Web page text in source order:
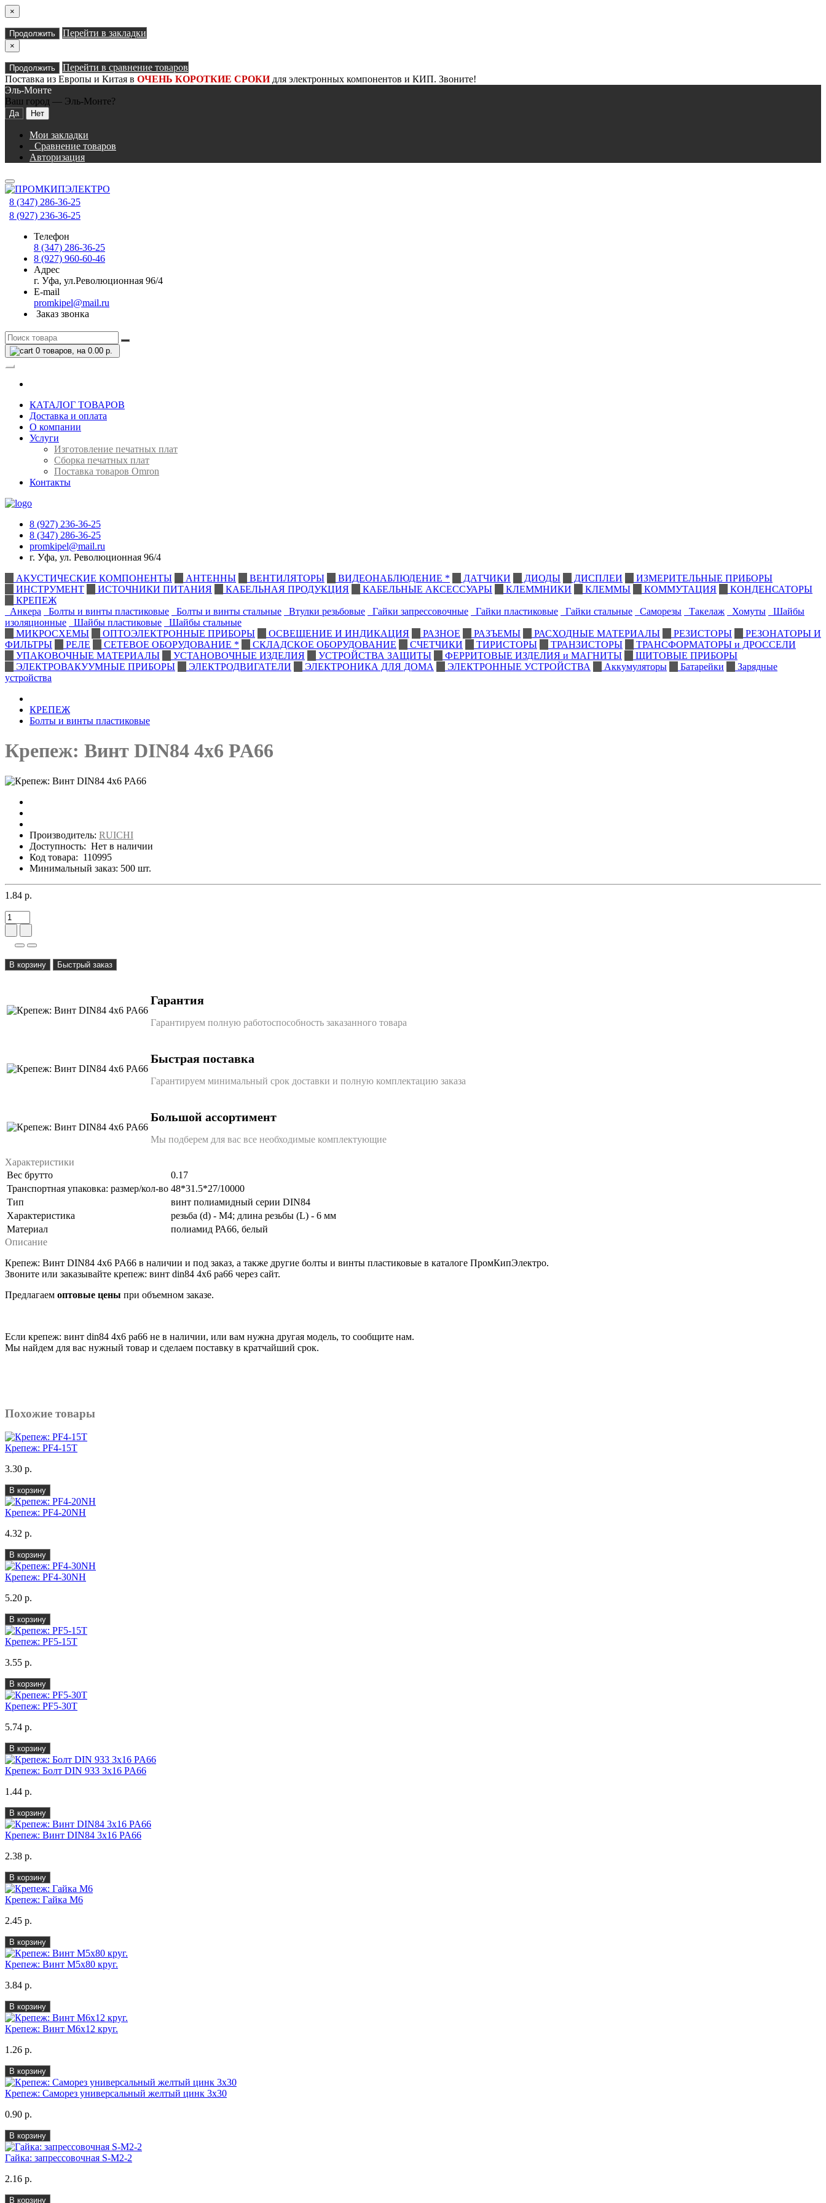
×
Продолжить Перейти в закладки
×
Продолжить
Перейти в сравнение товаров
Поставка из Европы и Китая в ОЧЕНЬ КОРОТКИЕ СРОКИдля электронных компонентов и КИП. Звоните!
Эль-Монте
Ваш город — Эль-Монте?
Мои закладки
Сравнение товаров
Авторизация
8 (347) 286-36-25
8 (927) 236-36-25
Телефон
8 (347) 286-36-25
8 (927) 960-60-46
Адрес
г. Уфа, ул.Революционная 96/4
E-mail
promkipel@mail.ru
Заказ звонка
0 товаров, на 0.00 р.
КАТАЛОГ ТОВАРОВ
Доставка и оплата
О компании
Услуги
Изготовление печатных плат
Сборка печатных плат
Поставка товаров Omron
Контакты
8 (927) 236-36-25
8 (347) 286-36-25
promkipel@mail.ru
г. Уфа, ул. Революционная 96/4
АКУСТИЧЕСКИЕ КОМПОНЕНТЫ
АНТЕННЫ ВЕНТИЛЯТОРЫ ВИДЕОНАБЛЮДЕНИЕ * ДАТЧИКИ ДИОДЫ ДИСПЛЕИ
ИЗМЕРИТЕЛЬНЫЕ ПРИБОРЫ
ИНСТРУМЕНТ
ИСТОЧНИКИ ПИТАНИЯ КАБЕЛЬНАЯ ПРОДУКЦИЯ КАБЕЛЬНЫЕ АКСЕССУАРЫ КЛЕММНИКИ КЛЕММЫ КОММУТАЦИЯ
КОНДЕНСАТОРЫ
КРЕПЕЖ
Анкера
Болты и винты пластиковые Болты и винты стальные Втулки резьбовые Гайки запрессовочные Гайки пластиковые Гайки стальные Саморезы Такелаж Хомуты
Шайбы
изоляционные
Шайбы пластиковые
Шайбы стальные
МИКРОСХЕМЫ
ОПТОЭЛЕКТРОННЫЕ ПРИБОРЫ ОСВЕЩЕНИЕ И ИНДИКАЦИЯ РАЗНОЕ РАЗЪЕМЫ РАСХОДНЫЕ МАТЕРИАЛЫ РЕЗИСТОРЫ
РЕЗОНАТОРЫ И
ФИЛЬТРЫ
РЕЛЕ СЕТЕВОЕ ОБОРУДОВАНИЕ * СКЛАДСКОЕ ОБОРУДОВАНИЕ СЧЕТЧИКИ ТИРИСТОРЫ ТРАНЗИСТОРЫ
ТРАНСФОРМАТОРЫ и ДРОССЕЛИ
УПАКОВОЧНЫЕ МАТЕРИАЛЫ
УСТАНОВОЧНЫЕ ИЗДЕЛИЯ УСТРОЙСТВА ЗАЩИТЫ ФЕРРИТОВЫЕ ИЗДЕЛИЯ и МАГНИТЫ
ЩИТОВЫЕ ПРИБОРЫ
ЭЛЕКТРОВАКУУМНЫЕ ПРИБОРЫ
ЭЛЕКТРОДВИГАТЕЛИ ЭЛЕКТРОНИКА ДЛЯ ДОМА ЭЛЕКТРОННЫЕ УСТРОЙСТВА Аккумуляторы Батарейки
Зарядные
устройства
КРЕПЕЖ
Болты и винты пластиковые
Крепеж: Винт DIN84 4x6 PA66
Производитель: RUICHI
Доступность: Нет в наличии
Код товара: 110995
Минимальный заказ: 500 шт.
1.84 р.
В корзину Быстрый заказ
Гарантия
Гарантируем полную работоспособность заказанного товара
Быстрая поставка
Гарантируем минимальный срок доставки и полную комплектацию заказа
Большой ассортимент
Мы подберем для вас все необходимые комплектующие
Характеристики
Вес брутто
0.17
Транспортная упаковка: размер/кол-во 48*31.5*27/10000
Тип
винт полиамидный серии DIN84
Характеристика
резьба (d) - М4; длина резьбы (L) - 6 мм
Материал
полиамид РА66, белый
Описание
Крепеж: Винт DIN84 4x6 PA66 в наличии и под заказ, а также другие болты и винты пластиковые в каталоге ПромКипЭлектро.
Звоните или заказывайте крепеж: винт din84 4x6 pa66 через сайт.
Предлагаем оптовые цены при объемном заказе.
Если крепеж: винт din84 4x6 pa66 не в наличии, или вам нужна другая модель, то сообщите нам.
Мы найдем для вас нужный товар и сделаем поставку в кратчайший срок.
Похожие товары
Крепеж: PF4-15T
3.30 р.
В корзину
Крепеж: PF4-20NH
4.32 р.
В корзину
Крепеж: PF4-30NH
5.20 р.
В корзину
Крепеж: PF5-15T
3.55 р.
В корзину
Крепеж: PF5-30T
5.74 р.
В корзину
Крепеж: Болт DIN 933 3x16 PA66
1.44 р.
В корзину
Крепеж: Винт DIN84 3x16 PA66
2.38 р.
В корзину
Крепеж: Гайка М6
2.45 р.
В корзину
Крепеж: Винт М5х80 круг.
3.84 р.
В корзину
Крепеж: Винт М6х12 круг.
1.26 р.
В корзину
Крепеж: Саморез универсальный желтый цинк 3х30
0.90 р.
В корзину
Гайка: запрессовочная S-M2-2
2.16 р.
В корзину